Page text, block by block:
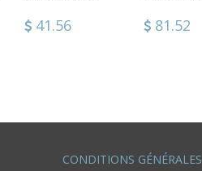
41.56 81.52
116.64 141.08
CONDITIONS GÉNÉRALES